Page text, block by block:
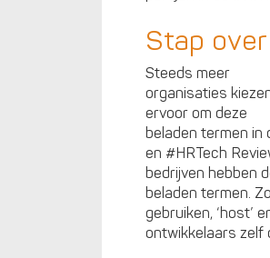
Stap over
Steeds meer
organisaties
ervoor om deze
beladen termen in
en #HRTech
bedrijven hebben
beladen termen.
gebruiken, ‘host’
ontwikkelaars zelf